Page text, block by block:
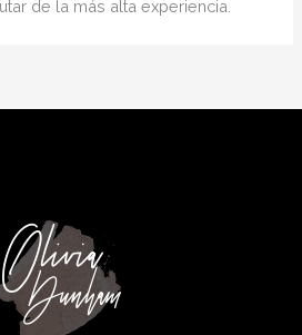
de la más alta experiencia.